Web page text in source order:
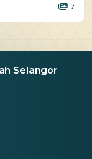
7
Selangor